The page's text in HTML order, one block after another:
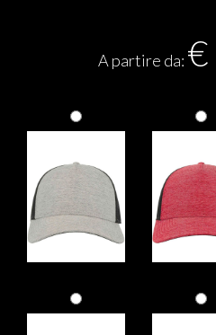
A partire da: €